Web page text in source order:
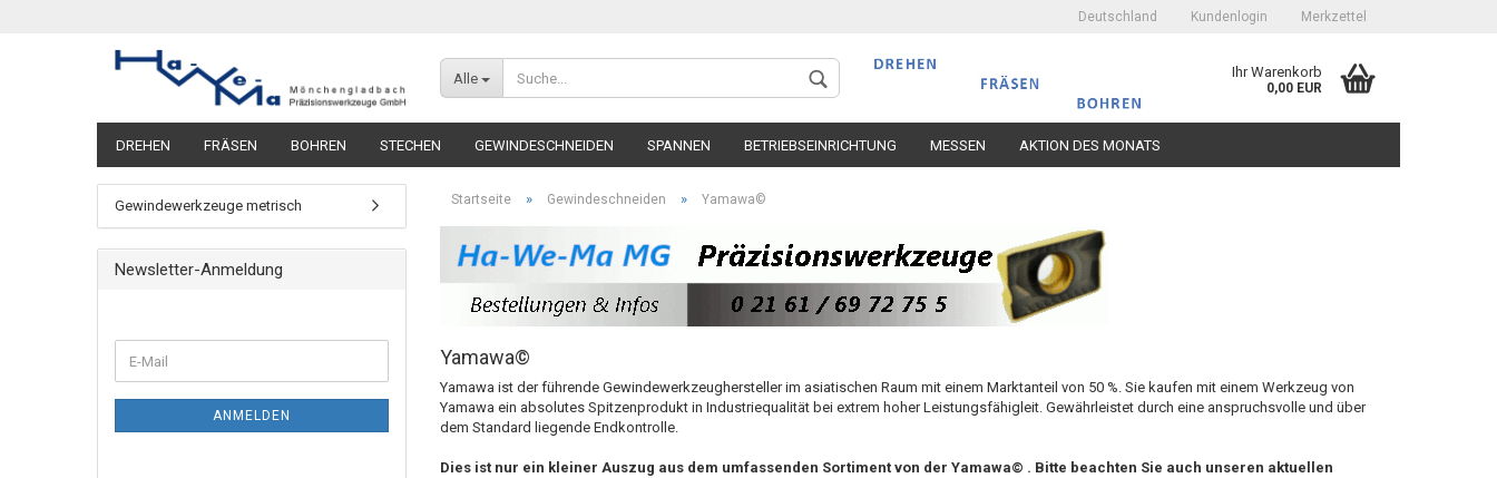
Deutschland
Wohnort
Kundenlogin
Konto erstellen
Merkzettel
Alle Ihr Warenkorb
0,00 EUR
DREHEN FRÄSEN BOHREN STECHEN GEWINDESCHNEIDEN SPANNEN BETRIEBSEINRICHTUNG MESSEN AKTION DES MONATS
Startseite » Gewindeschneiden » Yamawa©
Yamawa©
Yamawa ist der führende Gewindewerkzeughersteller im asiatischen Raum mit einem Marktanteil von 50 %. Sie kaufen mit einem Werkzeug von
Yamawa ein absolutes Spitzenprodukt in Industriequalität bei extrem hoher Leistungsfähigleit. Gewährleistet durch eine anspruchsvolle und über
dem Standard liegende Endkontrolle.
Dies ist nur ein kleiner Auszug aus dem umfassenden Sortiment von der Yamawa© . Bitte beachten Sie auch unseren aktuellen
Gewindewerkzeuge metrisch
Newsletter-Anmeldung
ANMELDEN